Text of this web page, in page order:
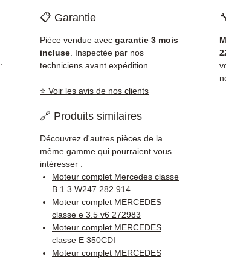
:
📋 Garantie
Pièce vendue avec garantie 3 mois
incluse . Inspectée par nos
techniciens avant expédition.
⭐ Voir les avis de nos clients
🔗 Produits similaires
Découvrez d'autres pièces de la
même gamme qui pourraient vous
intéresser :
Moteur complet Mercedes classe
B 1.3 W247 282.914
Moteur complet MERCEDES
classe e 3.5 v6 272983
Moteur complet MERCEDES
classe E 350CDI
Moteur complet MERCEDES